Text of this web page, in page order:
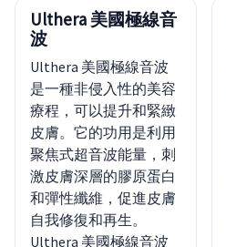
Ulthera 美國極線音
波
Ulthera 美國極線音波
是一種非侵入性的美容
療程，可以提升和緊緻
皮膚。它的功用是利用
聚焦式超音波能量，刺
激皮膚深層的膠原蛋白
和彈性纖維，促進皮膚
自我修復和再生。
Ulthera 美國極線音波